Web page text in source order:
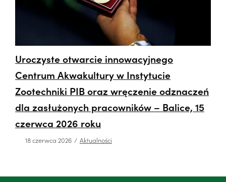
Uroczyste otwarcie innowacyjnego
Centrum Akwakultury w Instytucie
Zootechniki PIB oraz wręczenie odznaczeń
dla zasłużonych pracowników – Balice, 15
czerwca 2026 roku
18 czerwca 2026 Aktualności